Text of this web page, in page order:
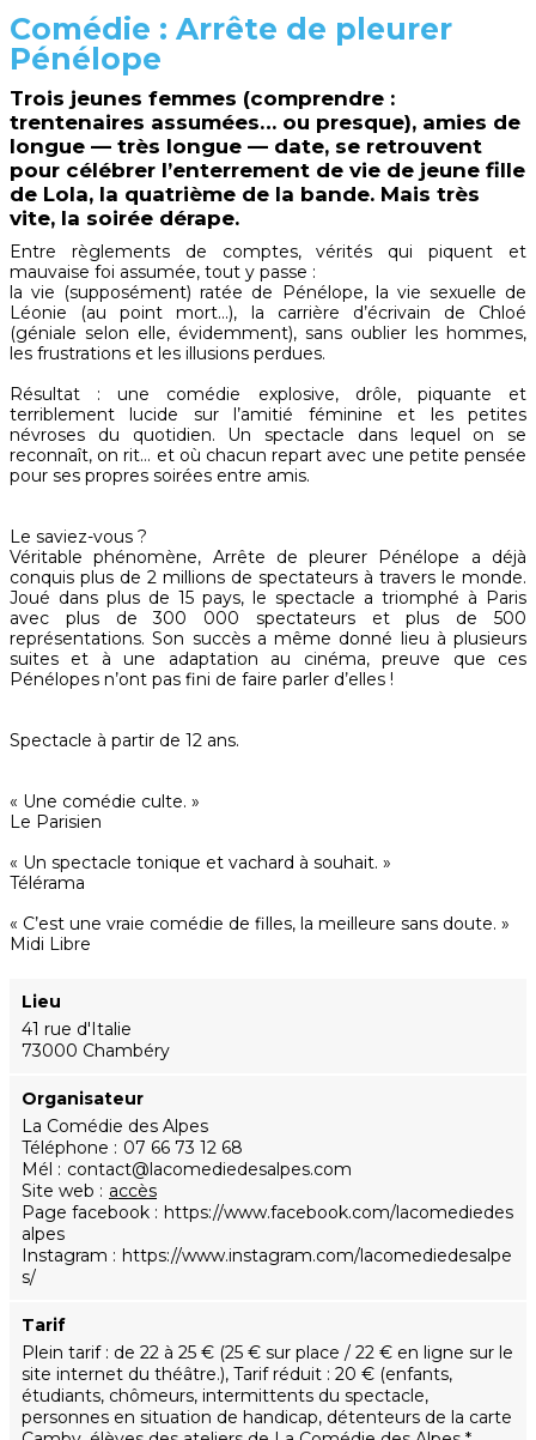
Comédie : Arrête de pleurer
Pénélope
Trois jeunes femmes (comprendre :
trentenaires assumées… ou presque), amies de
longue — très longue — date, se retrouvent
pour célébrer l’enterrement de vie de jeune fille
de Lola, la quatrième de la bande. Mais très
vite, la soirée dérape.
Entre règlements de comptes, vérités qui piquent et
mauvaise foi assumée, tout y passe :
la vie (supposément) ratée de Pénélope, la vie sexuelle de
Léonie (au point mort…), la carrière d’écrivain de Chloé
(géniale selon elle, évidemment), sans oublier les hommes,
les frustrations et les illusions perdues.
Résultat : une comédie explosive, drôle, piquante et
terriblement lucide sur l’amitié féminine et les petites
névroses du quotidien. Un spectacle dans lequel on se
reconnaît, on rit… et où chacun repart avec une petite pensée
pour ses propres soirées entre amis.
Le saviez-vous ?
Véritable phénomène, Arrête de pleurer Pénélope a déjà
conquis plus de 2 millions de spectateurs à travers le monde.
Joué dans plus de 15 pays, le spectacle a triomphé à Paris
avec plus de 300 000 spectateurs et plus de 500
représentations. Son succès a même donné lieu à plusieurs
suites et à une adaptation au cinéma, preuve que ces
Pénélopes n’ont pas fini de faire parler d’elles !
Spectacle à partir de 12 ans.
« Une comédie culte. »
Le Parisien
« Un spectacle tonique et vachard à souhait. »
Télérama
« C’est une vraie comédie de filles, la meilleure sans doute. »
Midi Libre
Lieu
41 rue d'Italie
73000 Chambéry
Organisateur
La Comédie des Alpes
Téléphone
07 66 73 12 68
Mél
contact@lacomediedesalpes.com
Site web
accès
Page facebook
https://www.facebook.com/lacomediedes
alpes
Instagram
https://www.instagram.com/lacomediedesalpe
s/
Tarif
Plein tarif : de 22 à 25 € (25 € sur place / 22 € en ligne sur le
site internet du théâtre.), Tarif réduit : 20 € (enfants,
étudiants, chômeurs, intermittents du spectacle,
personnes en situation de handicap, détenteurs de la carte